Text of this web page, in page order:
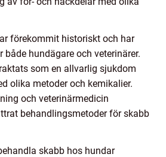
förekommit historiskt och har
hundägare och veterinärer.
som en allvarlig sjukdom
olika metoder och kemikalier.
och veterinärmedicin
behandlingsmetoder för skabb
skabb hos hundar